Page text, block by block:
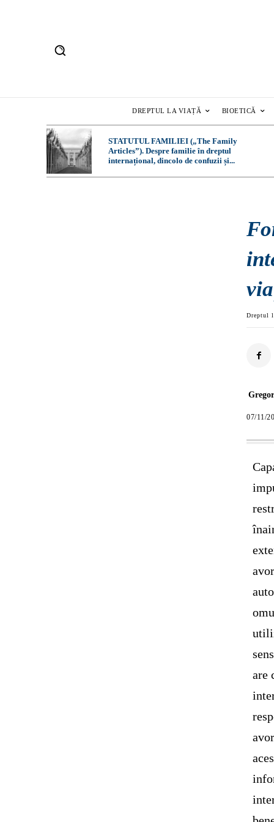
DREPTUL LA VIAȚĂ BIOETICĂ
STATUTUL FAMILIEI („The Family
Articles”). Despre familie în dreptul
internațional, dincolo de confuzii și...
Dreptul
07/11/
are